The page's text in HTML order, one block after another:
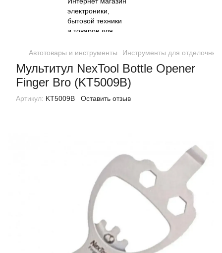
Автотовары и инструменты Инструменты для отделочных
Мультитул NexTool Bottle Opener
Finger Bro (KT5009B)
Артикул: KT5009B Оставить отзыв